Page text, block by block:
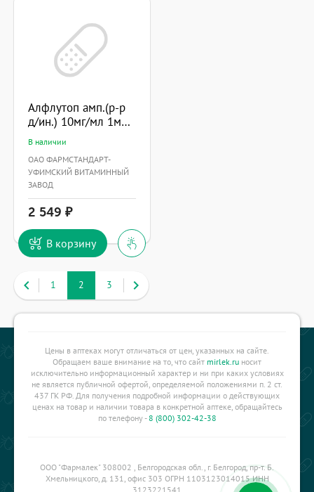
Алфлутоп амп.(р-р
д/ин.) 10мг/мл 1мл №10
В наличии
ОАО ФАРМСТАНДАРТ-
УФИМСКИЙ ВИТАМИННЫЙ
ЗАВОД
2 549
В корзину
keyboard_arrow_left 1 2 3 keyboard_arrow_right
Цены в аптеках могут отличаться от цен, указанных на сайте.
Обращаем ваше внимание на то, что сайт mirlek.ru носит
исключительно информационный характер и ни при каких условиях
не является публичной офертой, определяемой положениями п. 2 ст.
437 ГК РФ. Для получения подробной информации о действующих
ценах на товар и наличии товара в конкретной аптеке, обращайтесь
по телефону -8 (800) 302-42-38
ООО "Фармалек" 308002 , Белгородская обл., г. Белгород, пр-т. Б.
Хмельницкого, д. 131, офис 303 ОГРН 1103123014015 ИНН
3123221541